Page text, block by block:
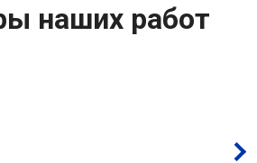
наших работ